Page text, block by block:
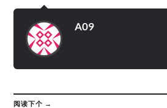
A09
阅读下个 →